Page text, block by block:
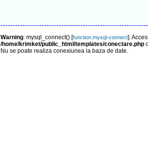
Warning: mysql_connect() [function.mysql-connect]:
/home/krimket/public_html/templates/conectare.php
Nu se poate realiza conexiunea la baza de date.